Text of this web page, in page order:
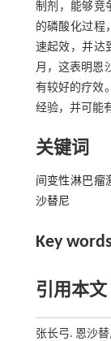
制剂，能够竞
的磷酸化过程
速起效，并达
月，这表明恩
有较好的疗效
经验，并可能
关键词
间变性淋巴瘤
沙替尼
Key
引用本文
张长弓. 恩沙替